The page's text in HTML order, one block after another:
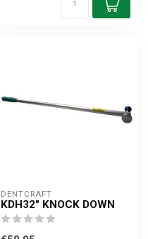
DENTCRAFT
KDH32" KNOCK DOWN